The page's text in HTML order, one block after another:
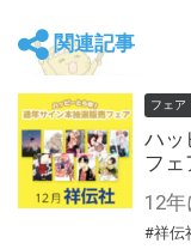
関連記事
フェア
ハッ
フェ
#祥伝